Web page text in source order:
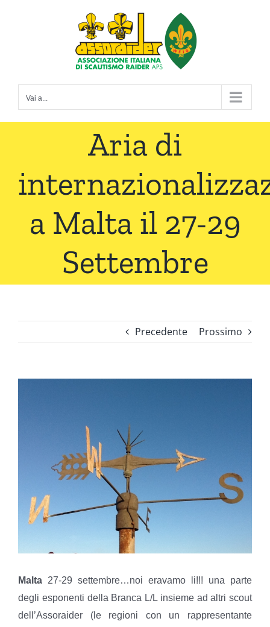
Vai a...
Aria di
a Malta il 27-29
Settembre
Precedente Prossimo
Malta 27-29 settembre…noi eravamo li!!! una parte
degli esponenti della Branca L/L insieme ad altri scout
dell’Assoraider (le regioni con un rappresentante